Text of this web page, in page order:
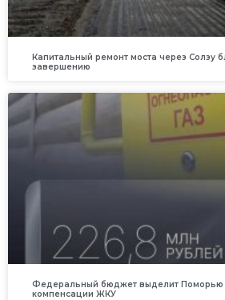
Капитальный ремонт моста через Солзу
завершению
Федеральный бюджет выделит Поморью
компенсации ЖКУ